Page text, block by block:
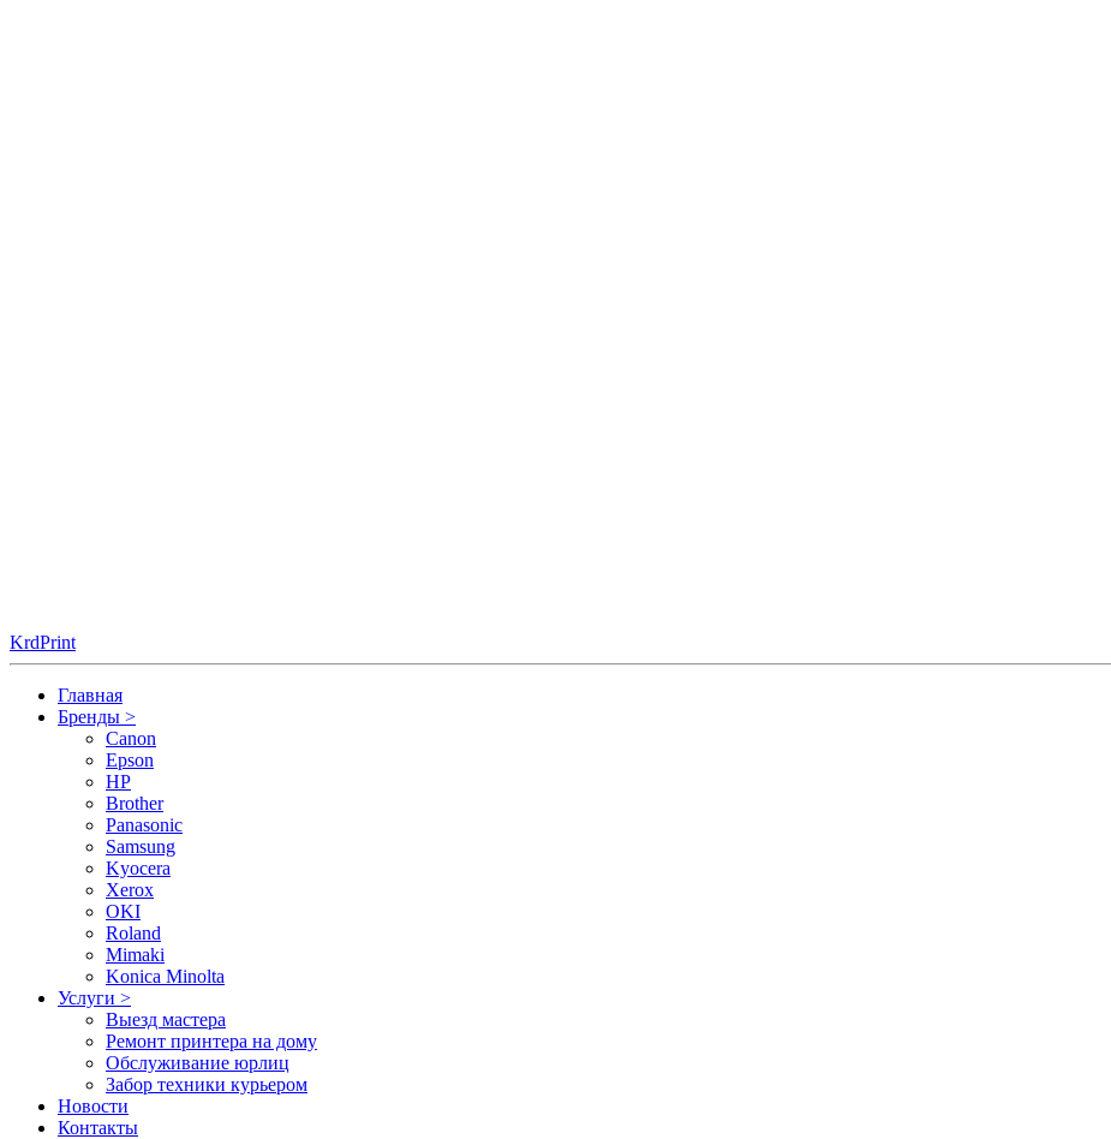
KrdPrint
Главная
Бренды >
Canon
Epson
HP
Brother
Panasonic
Samsung
Kyocera
Xerox
OKI
Roland
Mimaki
Konica Minolta
Услуги >
Выезд мастера
Ремонт принтера на дому
Обслуживание юрлиц
Забор техники курьером
Новости
Контакты